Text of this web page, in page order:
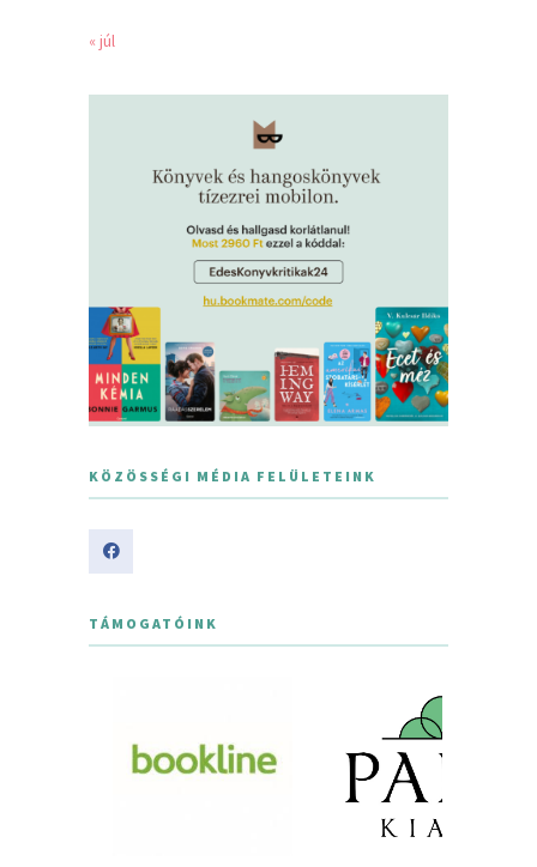
« júl
KÖZÖSSÉGI MÉDIA FELÜLETEINK
TÁMOGATÓINK